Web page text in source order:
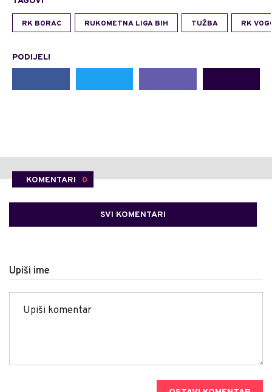
RK BORAC RUKOMETNA LIGA BIH TUŽBA RK
PODIJELI
KOMENTARI 0
SVI KOMENTARI
Upiši ime